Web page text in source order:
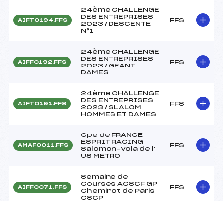
AIFT0194.FFS
24ème CHALLENGE
DES ENTREPRISES
2023 / DESCENTE
N°1
FFS
AIFF0192.FFS
24ème CHALLENGE
DES ENTREPRISES
2023 / GEANT
DAMES
FFS
AIFT0191.FFS
24ème CHALLENGE
DES ENTREPRISES
2023 / SLALOM
HOMMES ET DAMES
FFS
AMAF0011.FFS
Cpe de FRANCE
ESPRIT RACING
Salomon-Vola de l'
US METRO
FFS
AIFF0071.FFS
Semaine de
Courses ACSCF GP
Cheminot de Paris
CSCP
FFS